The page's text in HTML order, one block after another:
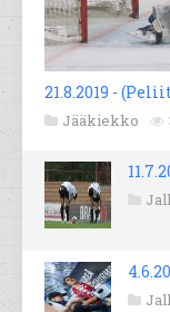
21.8.2019 -
Jääkiekko